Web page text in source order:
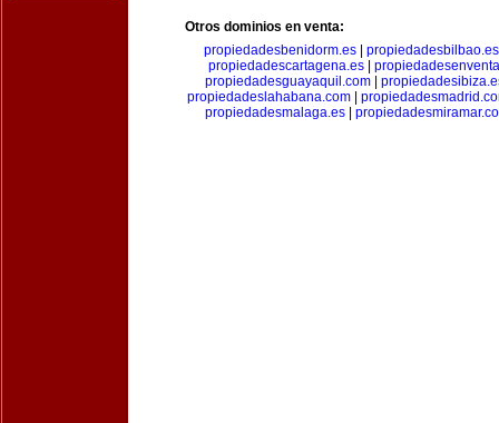
Otros dominios en venta:
propiedadesbenidorm.es
propiedadesbilbao.es
propiedadescartagena.es|
propiedadesguayaquil.com
propiedadeslahabana.com|
propiedadesmalaga.es|